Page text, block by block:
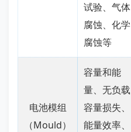
试验、气体
腐蚀、化学
腐蚀等
电池模组
（Mould）
容量和能
量、无负载
容量损失、
能量效率、